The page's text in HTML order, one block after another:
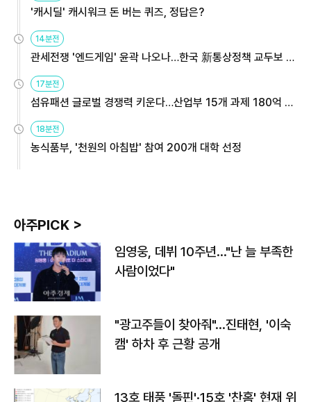
'캐시딜' 캐시워크 돈 버는 퀴즈, 정답은?
14분전
관세전쟁 '엔드게임' 윤곽 나오나…한국 新통상정책 교두보 활
용해야
17분전
섬유패션 글로벌 경쟁력 키운다…산업부 15개 과제 180억 지
원
18분전
농식품부, '천원의 아침밥' 참여 200개 대학 선정
아주PICK >
임영웅, 데뷔 10주년…"난 늘 부족한
사람이었다"
"광고주들이 찾아줘"…진태현, '이숙
캠' 하차 후 근황 공개
13호 태풍 '돌핀'·15호 '찬홈' 현재 위